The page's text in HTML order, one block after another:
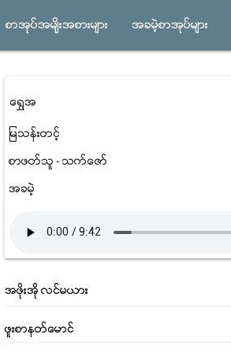
စာအုပ္အမ်ိုးအစားမ်ား အခမဲ့စာအုပ္မ်ား
ေရႊအ
ျမသန္းတင့္
စာဖတ္သူ - သက္ေဇာ္
အခမဲ့
အဖိုးအို လင္မယား
ဖူးစာနတ္ေမာင္